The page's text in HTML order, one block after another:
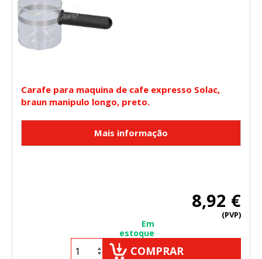
Carafe para maquina de cafe expresso Solac,
braun manipulo longo, preto.
8,92 €
(PVP)
Em
estoque
COMPRAR